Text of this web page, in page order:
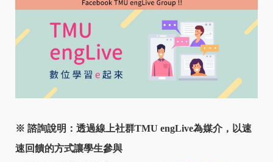
※ 諮詢說明：透過線上社群TMU engLive為媒介，以速
速回饋的方式讓學生參與